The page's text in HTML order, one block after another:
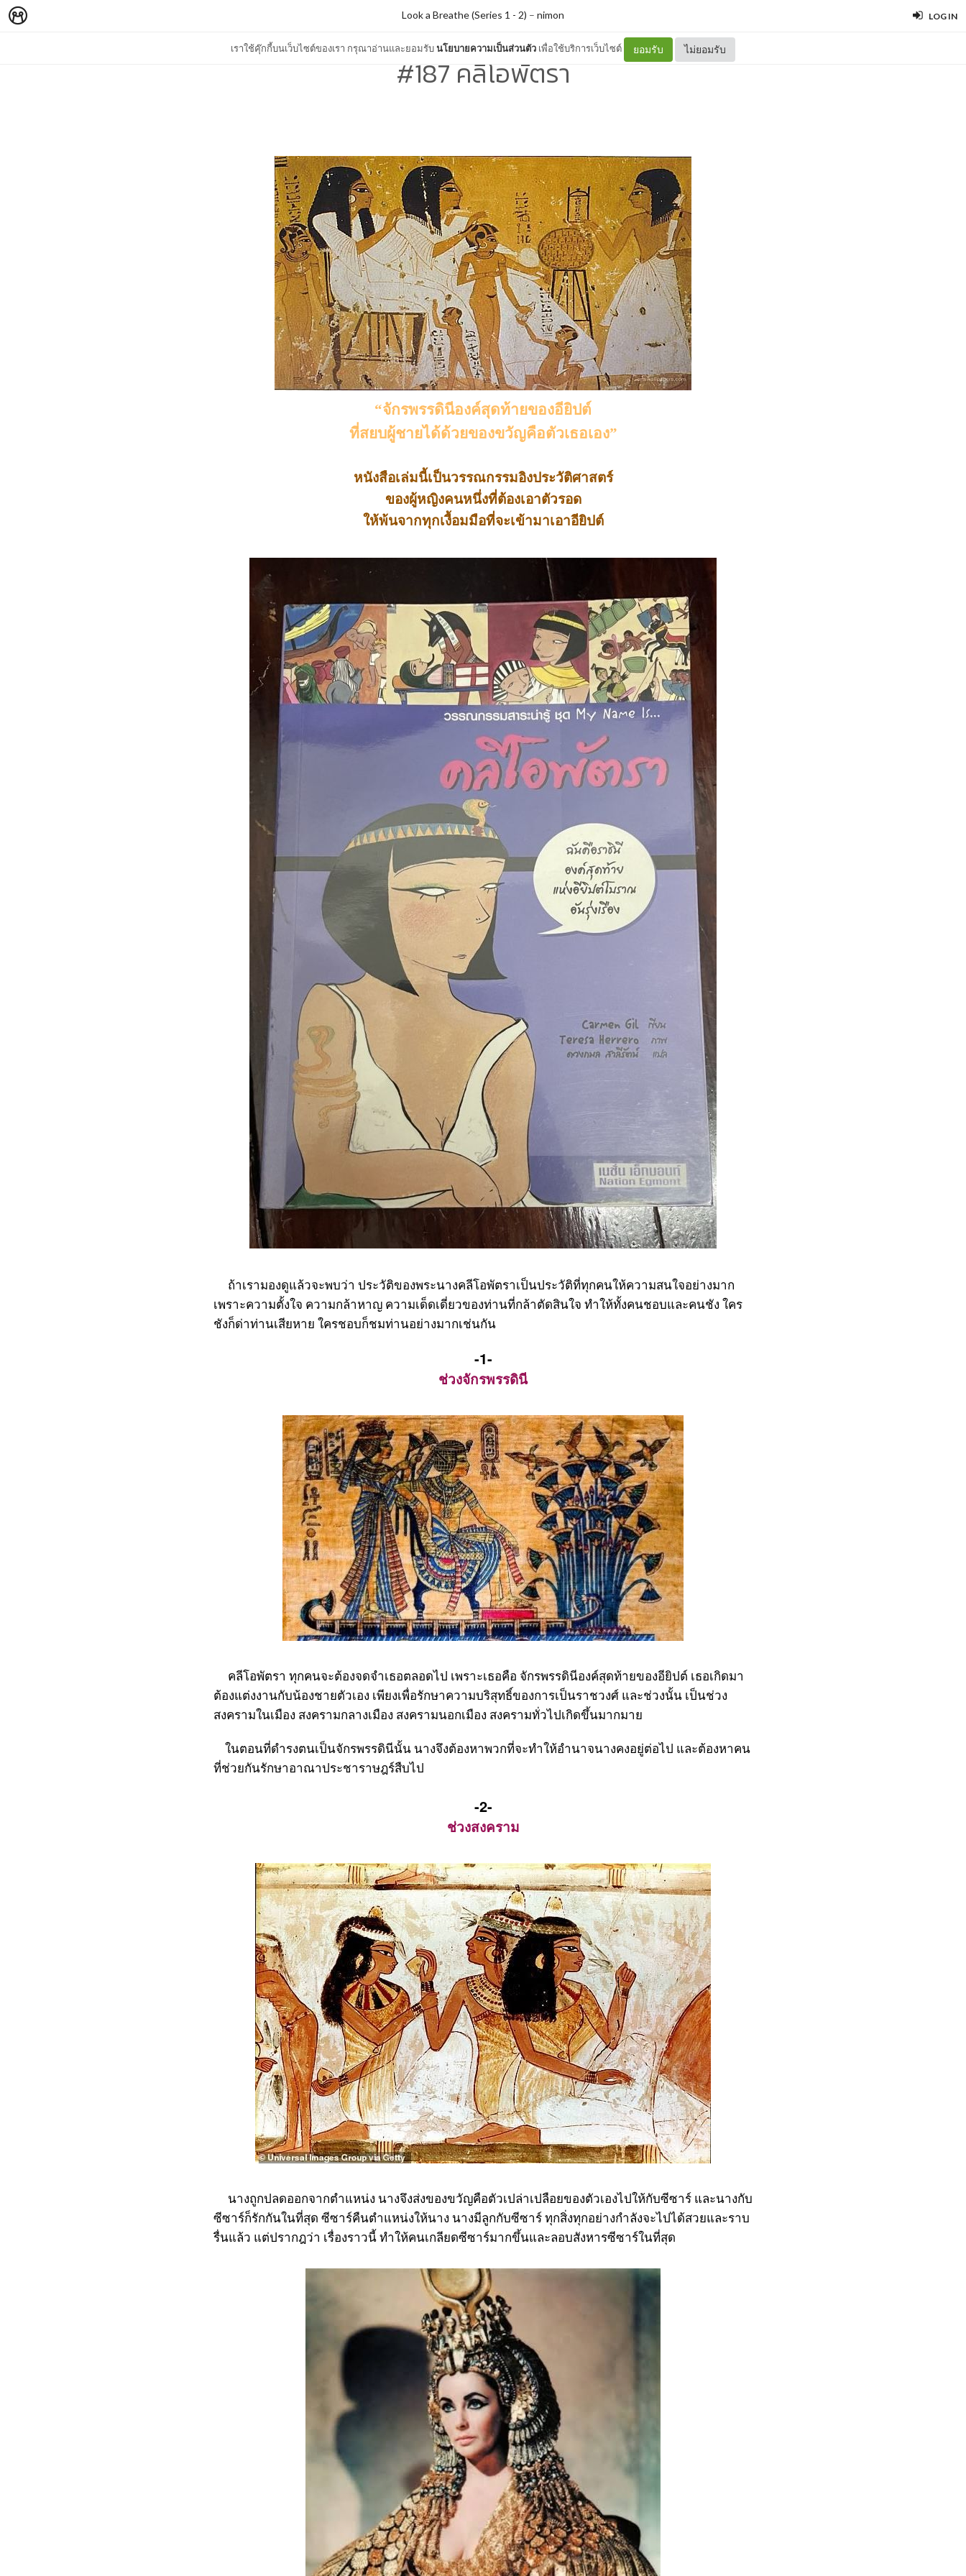
LOG IN
เราใช้คุ๊กกี้บนเว็บไซต์ของเรา กรุณาอ่านและยอมรับนโยบายความเป็นส่วนตัว เพื่อใช้บริการเว็บไซต์ ยอมรับ ไม่ยอมรับ
Look a Breathe (Series 1 - 2) – nimon
#187 คลีโอพัตรา
“จักรพรรดินีองค์สุดท้ายของอียิปต์
ที่สยบผู้ชายได้ด้วยของขวัญคือตัวเธอเอง”
หนังสือเล่มนี้เป็นวรรณกรรมอิงประวัติศาสตร์
ของผู้หญิงคนหนึ่งที่ต้องเอาตัวรอด
ให้พ้นจากทุกเงื้อมมือที่จะเข้ามาเอาอียิปต์
ถ้าเรามองดูแล้วจะพบว่า ประวัติของพระนางคลีโอพัตราเป็นประวัติที่ทุกคนให้ความสนใจอย่างมาก
เพราะความตั้งใจ ความกล้าหาญ ความเด็ดเดี่ยวของท่านที่กล้าตัดสินใจ ทำให้ทั้งคนชอบและคนชัง ใคร
ชังก็ด่าท่านเสียหาย ใครชอบก็ชมท่านอย่างมากเช่นกัน
-1-
ช่วงจักรพรรดินี
คลีโอพัตรา ทุกคนจะต้องจดจำเธอตลอดไป เพราะเธอคือ จักรพรรดินีองค์สุดท้ายของอียิปต์ เธอเกิดมา
ต้องแต่งงานกับน้องชายตัวเอง เพียงเพื่อรักษาความบริสุทธิ์ของการเป็นราชวงศ์ และช่วงนั้น เป็นช่วง
สงครามในเมือง สงครามกลางเมือง สงครามนอกเมือง สงครามทั่วไปเกิดขึ้นมากมาย
ในตอนที่ดำรงตนเป็นจักรพรรดินีนั้น นางจึงต้องหาพวกที่จะทำให้อำนาจนางคงอยู่ต่อไป และต้องหาคน
ที่ช่วยกันรักษาอาณาประชาราษฎร์สืบไป
-2-
ช่วงสงคราม
นางถูกปลดออกจากตำแหน่ง นางจึงส่งของขวัญคือตัวเปล่าเปลือยของตัวเองไปให้กับซีซาร์ และนางกับ
ซีซาร์ก็รักกันในที่สุด ซีซาร์คืนตำแหน่งให้นาง นางมีลูกกับซีซาร์ ทุกสิ่งทุกอย่างกำลังจะไปได้สวยและราบ
รื่นแล้ว แต่ปรากฎว่า เรื่องราวนี้ ทำให้คนเกลียดซีซาร์มากขึ้นและลอบสังหารซีซาร์ในที่สุด